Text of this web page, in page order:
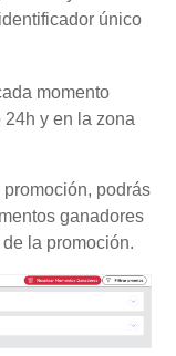
único
momento
y en la zona
podrás
ganadores
la promoción.